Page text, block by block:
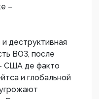
–
деструктивная
ВОЗ, после
США де факто
и глобальной